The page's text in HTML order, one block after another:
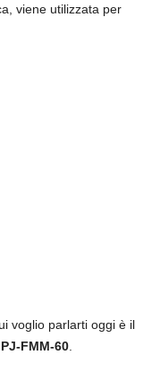
viene utilizzata per
voglio parlarti oggi è il
FMM-60